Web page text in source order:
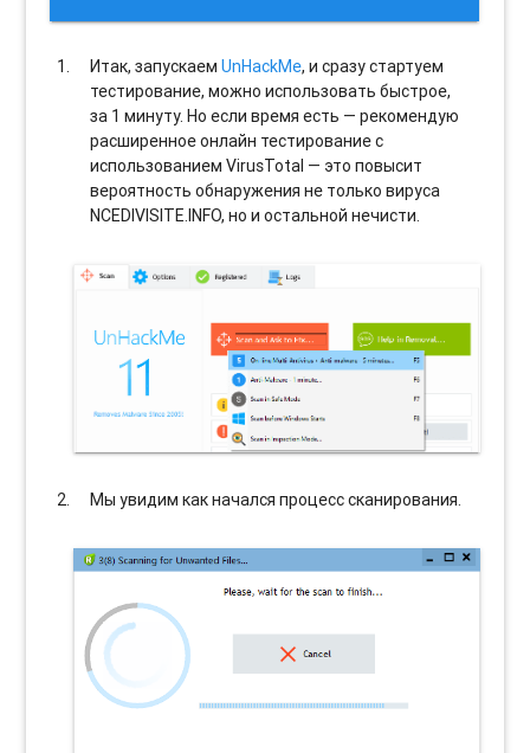
Итак, запускаемUnHackMe, и сразу стартуем
тестирование, можно использовать быстрое,
за 1 минуту. Но если время есть — рекомендую
расширенное онлайн тестирование с
использованием VirusTotal — это повысит
вероятность обнаружения не только вируса
NCEDIVISITE.INFO, но и остальной нечисти.
Мы увидим как начался процесс сканирования.